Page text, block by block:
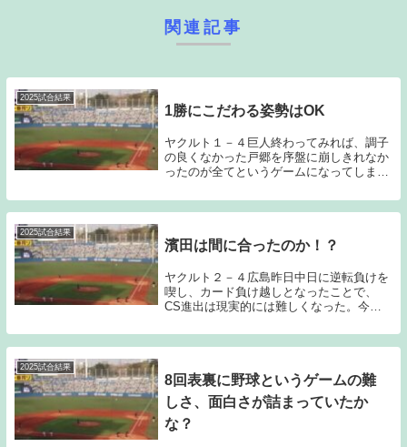
関連記事
2025試合結果
1勝にこだわる姿勢はOK
ヤクルト１－４巨人終わってみれば、調子
の良くなかった戸郷を序盤に崩しきれなか
ったのが全てというゲームになってしまっ
優勝の可能性は完全に消滅した。高津監督
の退任報道がなされ、CS進出もほぼ絶望
2025試合結果
濱田は間に合ったのか！？
ヤクルト２－４広島昨日中日に逆転負けを
喫し、カード負け越しとなったことで、
CS進出は現実的には難しくなった。今日
ミスが失点に繋がってしまい、勝てる雰囲
気を感じないままゲームセットとなってし
2025試合結果
8回表裏に野球というゲームの難
しさ、面白さが詰まっていたか
な？